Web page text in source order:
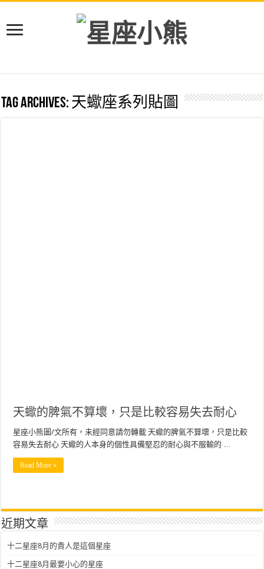
Tag Archives: 天蠍座系列貼圖
天蠍的脾氣不算壞，只是比較容易失去耐心
星座小熊圖/文所有，未經同意請勿轉載 天蠍的脾氣不算壞，只是比較
容易失去耐心 天蠍的人本身的個性具備堅忍的耐心與不服輸的 …
Read More »
近期文章
十二星座8月的貴人是這個星座
十二星座8月最要小心的星座